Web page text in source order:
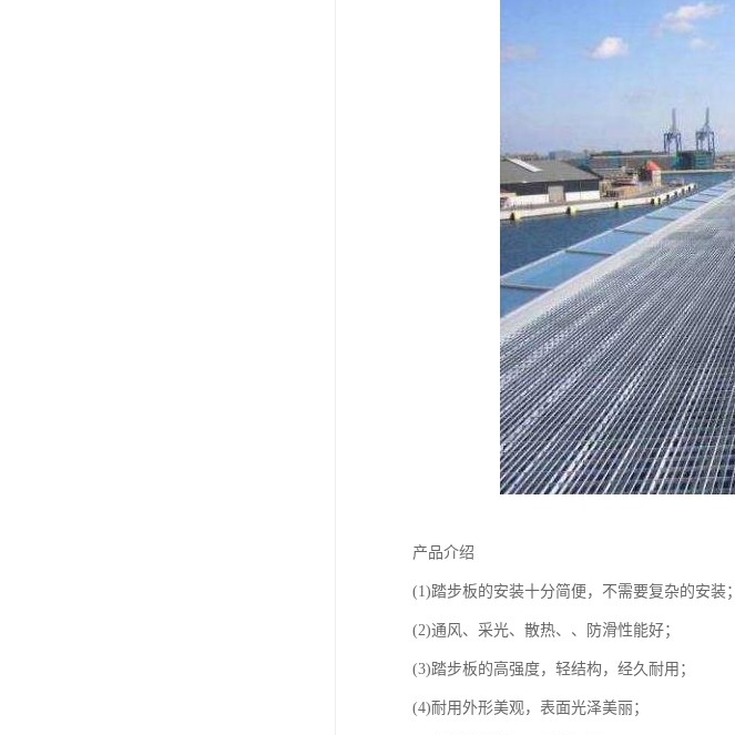
产品介绍
(1)踏步板的安装十分简便，不需要复杂的安装；
(2)通风、采光、散热、、防滑性能好；
(3)踏步板的高强度，轻结构，经久耐用；
(4)耐用外形美观，表面光泽美丽；